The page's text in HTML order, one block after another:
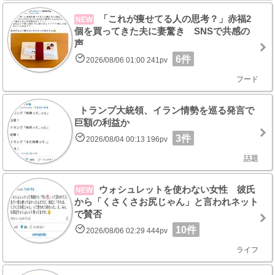
NEW
「これが痩せてる人の思考？」赤福2
個を買ってきた夫に妻驚き SNSで共感の
声
2026/08/06 01:00 241pv 6件
フード
トランプ大統領、イラン情勢を巡る発言で
巨額の利益か
2026/08/04 00:13 196pv 3件
話題
NEW
ウォシュレットを使わない女性 彼氏
から「くさくさお尻じゃん」と言われネット
で賛否
2026/08/06 02:29 444pv 10件
ライフ